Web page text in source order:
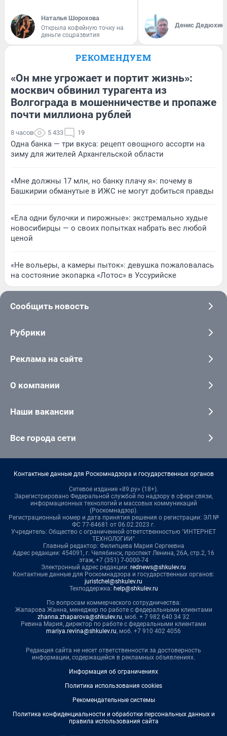
Наталья Шорохова
Открыла кофейную точку на
деньги соцразвития
Денис Дедюхин
РЕКОМЕНДУЕМ
«Он мне угрожает и портит жизнь»:
москвич обвинил турагента из
Волгограда в мошенничестве и пропаже
почти миллиона рублей
8 часов 5 433 19
Одна банка — три вкуса: рецепт овощного ассорти на
зиму для жителей Архангельской области
«Мне должны 17 млн, но банку плачу я»: почему в
Башкирии обманутые в ИЖС не могут добиться правды
«Ела одни булочки и пирожные»: экстремально худые
новосибирцы — о своих попытках набрать вес любой
ценой
«Не вольеры, а камеры пыток»: девушка пожаловалась
на состояние экопарка «Лотос» в Уссурийске
Сообщить новость
Рубрики
Реклама на сайте
О компании
Наши вакансии
Все города сети
Контактные данные для Роскомнадзора и государственных органов
Сетевое издание «89.ру» (18+).
Зарегистрировано Федеральной службой по надзору в сфере связи,
информационных технологий и массовых коммуникаций
(Роскомнадзор).
Регистрационный номер и дата принятия решения о регистрации: ЭЛ №
ФС 77-84681 от 06.02.2023 г.
Учредитель: Общество с ограниченной ответственностью "ИНТЕРНЕТ
ТЕХНОЛОГИИ"
Главный редактор: Филипцева Мария Сергеевна
Адрес редакции: 454091, г. Челябинск, проспект Ленина, 26А, стр.2, 16
этаж, +7 (351) 7-0000-74
Электронный адрес редакции: rednews@shkulev.ru
Контактные данные для Роскомнадзора и государственных органов:
juristchel@shkulev.ru
Техподдержка: help@shkulev.ru
По вопросам коммерческого сотрудничества:
Жапарова Жанна, менеджер по работе с федеральными клиентами
zhanna.zhaparova@shkulev.ru, моб. + 7 982 640 34 32
Ревина Мария, директор по работе с федеральными клиентами
mariya.revina@shkulev.ru, моб. +7 910 402 4056
Редакция сайта не несет ответственности за достоверность
информации, содержащейся в рекламных объявлениях.
Информация об ограничениях
Политика использования cookies
Рекомендательные системы
Политика конфиденциальности и обработки персональных данных и
правила использования сайта